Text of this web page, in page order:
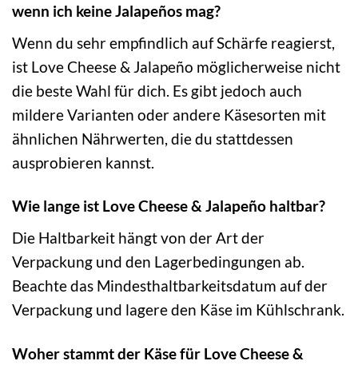
wenn ich keine Jalapeños mag?
Wenn du sehr empfindlich auf Schärfe reagierst,
ist Love Cheese & Jalapeño möglicherweise nicht
die beste Wahl für dich. Es gibt jedoch auch
mildere Varianten oder andere Käsesorten mit
ähnlichen Nährwerten, die du stattdessen
ausprobieren kannst.
Wie lange ist Love Cheese & Jalapeño haltbar?
Die Haltbarkeit hängt von der Art der
Verpackung und den Lagerbedingungen ab.
Beachte das Mindesthaltbarkeitsdatum auf der
Verpackung und lagere den Käse im Kühlschrank.
Woher stammt der Käse für Love Cheese &